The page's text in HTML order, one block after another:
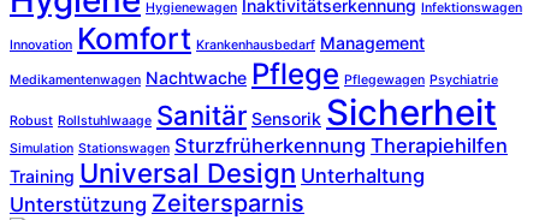
Hygienewagen Inaktivitätserkennung Infektionswagen
Innovation Komfort Krankenhausbedarf Management
Medikamentenwagen Nachtwache Pflege Pflegewagen Psychiatrie
Robust Rollstuhlwaage Sanitär Sensorik Sicherheit
Simulation Stationswagen Sturzfrüherkennung Therapiehilfen
Training Universal Design Unterhaltung
Unterstützung Zeitersparnis